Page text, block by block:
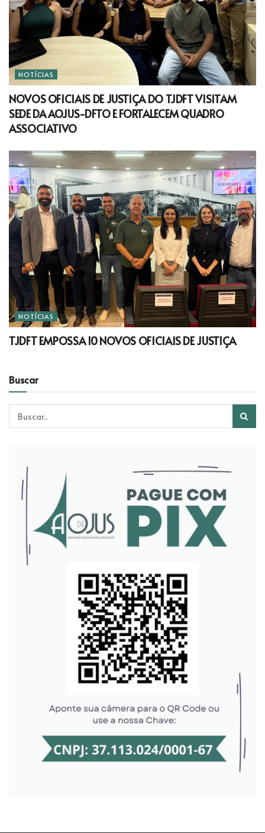
NOTÍCIAS
NOVOS OFICIAIS DE JUSTIÇA DO TJDFT VISITAM
SEDE DA AOJUS-DFTO E FORTALECEM QUADRO
ASSOCIATIVO
NOTÍCIAS
TJDFT EMPOSSA 10 NOVOS OFICIAIS DE JUSTIÇA
Buscar